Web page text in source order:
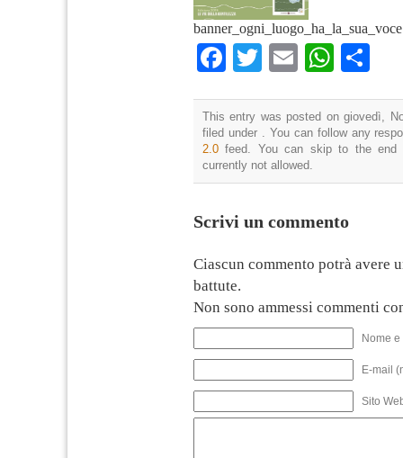
Facebook
TwitterEmail
This entry was posted on giovedì,
filed under . You can follow any
2.0 feed. You can skip to the end
currently not allowed.
Scrivi un commento
Ciascun commento potrà avere
battute.
Non sono ammessi commenti
Nome
E-mail
Sito